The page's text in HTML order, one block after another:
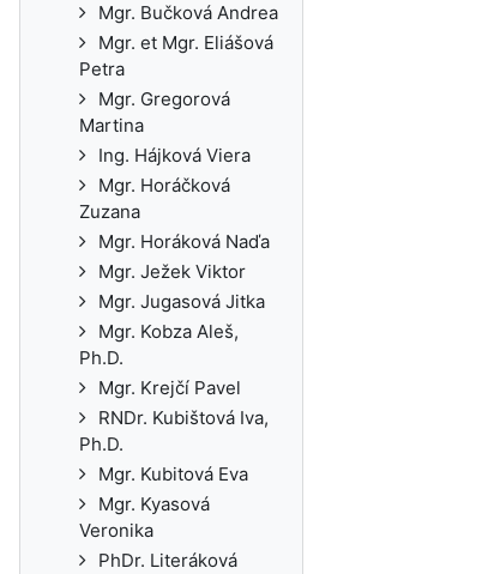
Mgr. Bučková Andrea
Mgr. et Mgr. Eliášová
Petra
Mgr. Gregorová
Martina
Ing. Hájková Viera
Mgr. Horáčková
Zuzana
Mgr. Horáková Naďa
Mgr. Ježek Viktor
Mgr. Jugasová Jitka
Mgr. Kobza Aleš,
Ph.D.
Mgr. Krejčí Pavel
RNDr. Kubištová Iva,
Ph.D.
Mgr. Kubitová Eva
Mgr. Kyasová
Veronika
PhDr. Literáková